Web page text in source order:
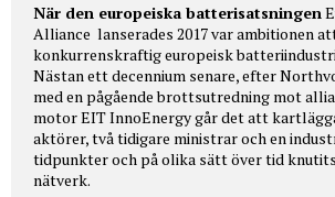
När den europeiska batterisatsningen
Alliance lanserades 2017 var ambitionen
konkurrenskraftig europeisk
Nästan ett decennium senare, efter
med en pågående brottsutredning mot
motor EIT InnoEnergy går det att
aktörer, två tidigare ministrar och en
tidpunkter och på olika sätt över tid
nätverk.